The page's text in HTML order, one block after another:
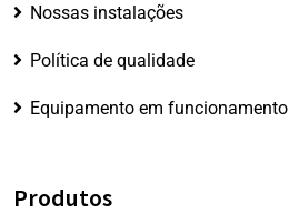
Nossas instalações
Política de qualidade
Equipamento em funcionamento
Produtos